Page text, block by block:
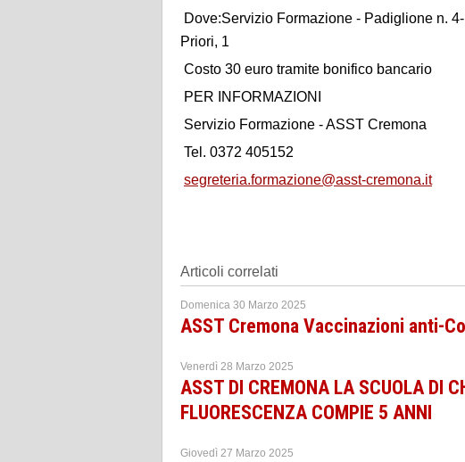
Dove:Servizio Formazione - Padiglione n.
Priori, 1
Costo 30 euro tramite bonifico bancario
PER INFORMAZIONI
Servizio Formazione - ASST Cremona
Tel. 0372 405152
segreteria.formazione@asst-cremona.it
Articoli correlati
Domenica 30 Marzo 2025
ASST Cremona Vaccinazioni anti-
Venerdì 28 Marzo 2025
ASST DI CREMONA LA SCUOLA DI
FLUORESCENZA COMPIE 5 ANNI
Giovedì 27 Marzo 2025